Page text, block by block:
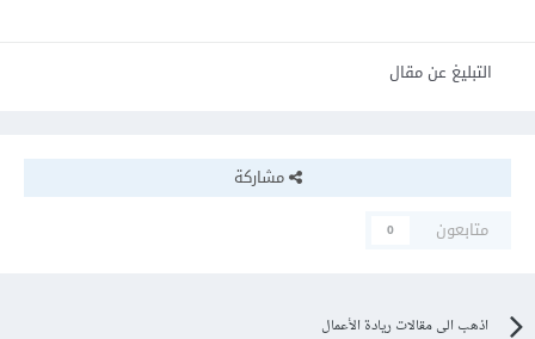
التبليغ عن مقال
مشاركة
متابعون
0
اذهب الى مقالات ريادة الأعمال